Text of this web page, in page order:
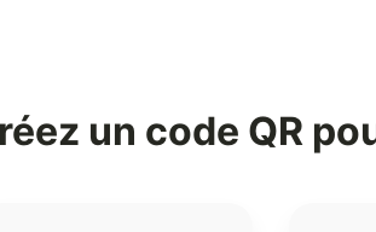
un code QR